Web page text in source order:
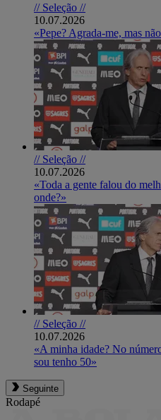
// Seleção //
10.07.2026
«Pepe? Agrada-me, mas
// Seleção //
10.07.2026
«Toda a gente falou do
onde?»
// Seleção //
10.07.2026
«A minha idade? No
sou tenho 50»
Seguinte
Rodapé